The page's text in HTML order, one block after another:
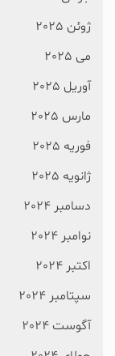
ژوئن 2025
می 2025
آوریل 2025
مارس 2025
فوریه 2025
ژانویه 2025
دسامبر 2024
نوامبر 2024
اکتبر 2024
سپتامبر 2024
آگوست 2024